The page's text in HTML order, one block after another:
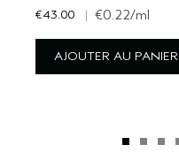
€43.00 | €0.22/ml
AJOUTER AU PANIER